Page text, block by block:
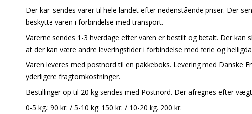
Der kan sendes varer til hele landet efter nedenstående priser. Der
beskytte varen i forbindelse med transport.
Varerne sendes 1-3 hverdage efter varen er bestilt og betalt. Der
at der kan være andre leveringstider i forbindelse med ferie og
Varen leveres med postnord til en pakkeboks. Levering med
yderligere fragtomkostninger.
Bestillinger op til 20 kg sendes med Postnord. Der afregnes efter
0-5 kg.: 90 kr. / 5-10 kg: 150 kr. / 10-20 kg. 200 kr.